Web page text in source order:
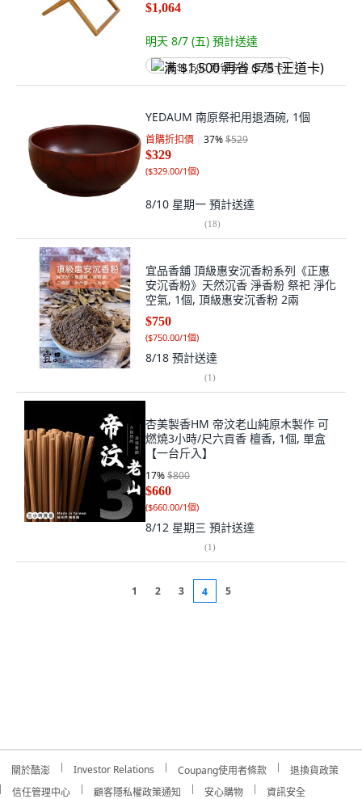
$1,064
明天 8/7 (五) 預計送達
满 $1,500 再省 $75 (王道卡)
YEDAUM 南原祭祀用退酒碗, 1個
首購折扣價 37%$529
$329
($329.00/1個)
8/10 星期一 預計送達
(18)
宜品香舖 頂級惠安沉香粉系列《正惠
安沉香粉》天然沉香 淨香粉 祭祀 淨化
空氣, 1個, 頂級惠安沉香粉 2兩
$750
($750.00/1個)
8/18 預計送達
(1)
杏美製香HM 帝汶老山純原木製作 可
燃燒3小時/尺六貢香 檀香, 1個, 單盒
【一台斤入】
17%$800
$660
($660.00/1個)
8/12 星期三 預計送達
(1)
1 2 3 4 5
關於酷澎 Investor Relations Coupang使用者條款
退換貨政策
信任管理中心
顧客隱私權政策通知 安心購物 資訊安全